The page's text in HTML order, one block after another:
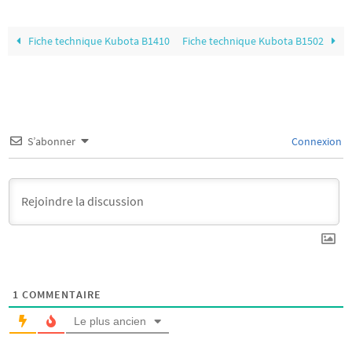
Fiche technique Kubota B1410 Fiche technique Kubota B1502
S’abonner Connexion
1 COMMENTAIRE
Le plus ancien